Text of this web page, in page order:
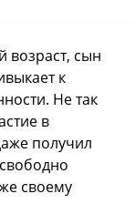
возраст, сын
к
Не так
в
получил
своему